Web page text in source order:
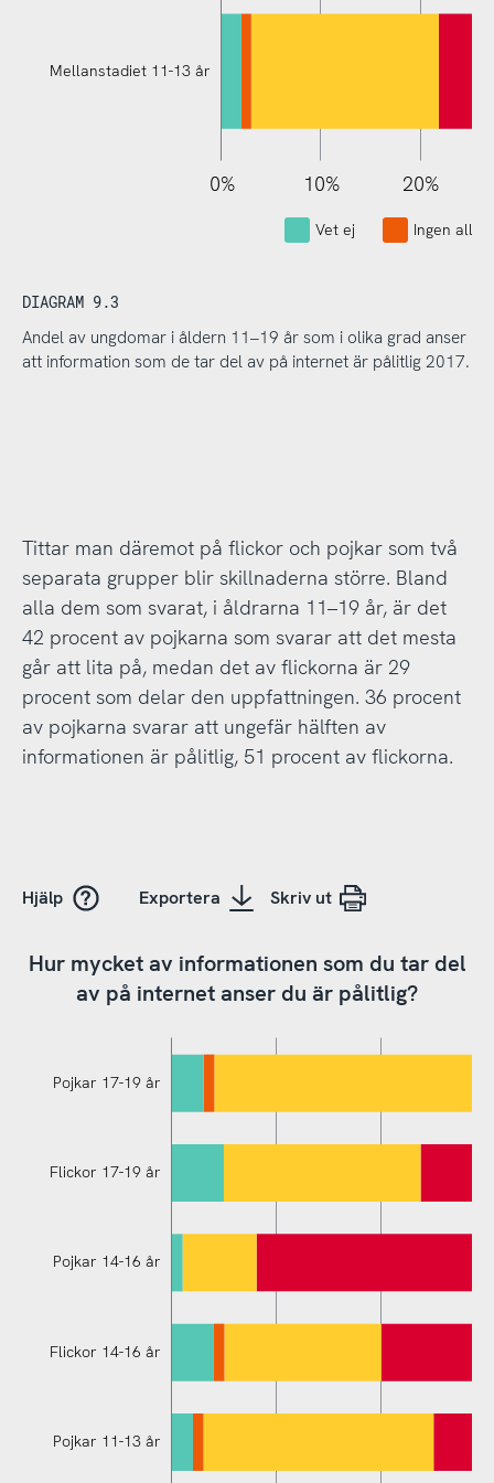
Mellanstadiet 11-13 år
110% 20%
10%
0%
-10%
-20%
Vet ej Ingen alls
DIAGRAM 9.3
Andel av ungdomar i åldern 11–19 år som i olika grad anser
att information som de tar del av på internet är pålitlig 2017.
Tittar man däremot på flickor och pojkar som två
separata grupper blir skillnaderna större. Bland
alla dem som svarat, i åldrarna 11–19 år, är det
42 procent av pojkarna som svarar att det mesta
går att lita på, medan det av flickorna är 29
procent som delar den uppfattningen. 36 procent
av pojkarna svarar att ungefär hälften av
informationen är pålitlig, 51 procent av flickorna.
Hjälp Exportera Skriv ut
Hur mycket av informationen som du tar del
av på internet anser du är pålitlig?
Pojkar 17-19 år
Flickor 17-19 år
Pojkar 14-16 år
Flickor 14-16 år
Pojkar 11-13 år